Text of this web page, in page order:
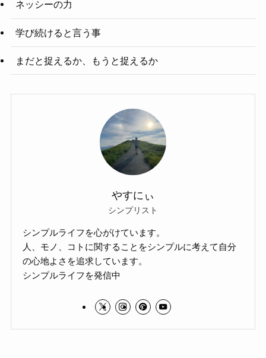
ネッシーの力
学び続けると言う事
まだと捉えるか、もうと捉えるか
やすにぃ
シンプリスト
シンプルライフを心がけています。
人、モノ、コトに関することをシンプルに考えて自分
の心地よさを追求しています。
シンプルライフを発信中